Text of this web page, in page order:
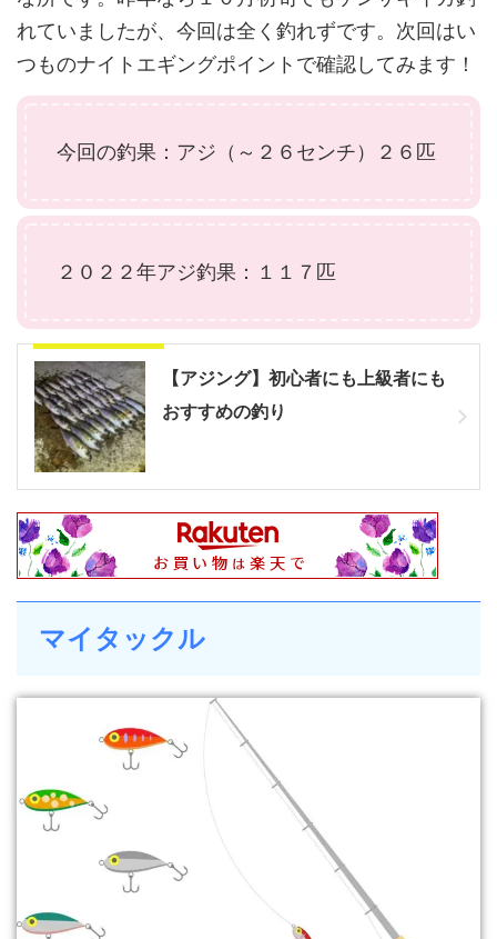
れていましたが、今回は全く釣れずです。次回はい
つものナイトエギングポイントで確認してみます！
今回の釣果：アジ（～２６センチ）２６匹
２０２２年アジ釣果：１１７匹
【アジング】初心者にも上級者にも
おすすめの釣り
マイタックル